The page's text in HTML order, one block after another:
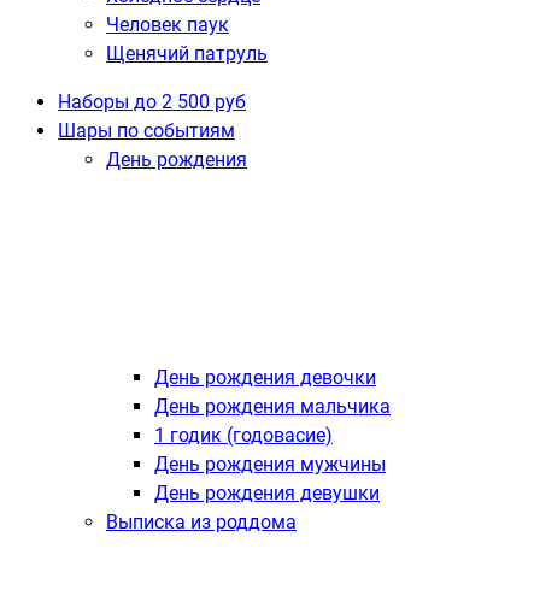
Человек паук
Щенячий патруль
Наборы до 2 500 руб
Шары по событиям
День рождения
День рождения девочки
День рождения мальчика
1 годик (годовасие)
День рождения мужчины
День рождения девушки
Выписка из роддома